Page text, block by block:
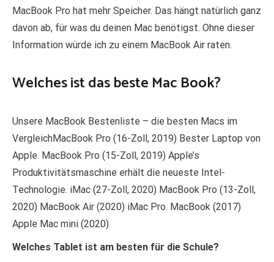
MacBook Pro hat mehr Speicher. Das hängt natürlich ganz
davon ab, für was du deinen Mac benötigst. Ohne dieser
Information würde ich zu einem MacBook Air raten.
Welches ist das beste Mac Book?
Unsere MacBook Bestenliste – die besten Macs im
VergleichMacBook Pro (16-Zoll, 2019) Bester Laptop von
Apple. MacBook Pro (15-Zoll, 2019) Apple’s
Produktivitätsmaschine erhält die neueste Intel-
Technologie. iMac (27-Zoll, 2020) MacBook Pro (13-Zoll,
2020) MacBook Air (2020) iMac Pro. MacBook (2017)
Apple Mac mini (2020)
Welches Tablet ist am besten für die Schule?